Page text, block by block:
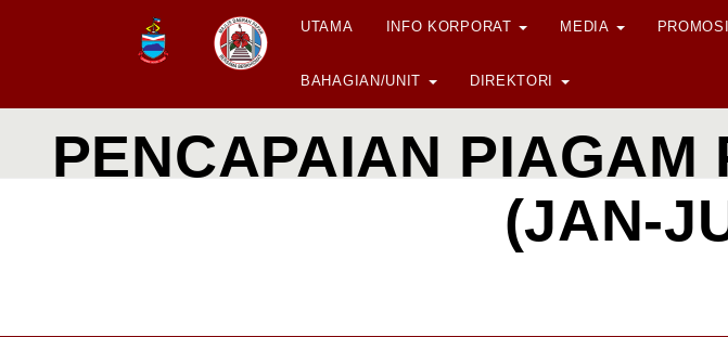
UTAMA INFO KORPORAT MEDIA
BAHAGIAN/UNIT DIREKTORI
PENCAPAIAN PIAGAM
(JAN-